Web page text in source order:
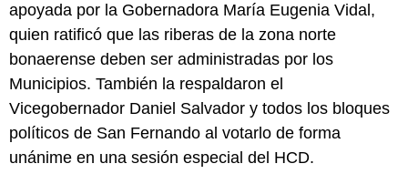
apoyada por la Gobernadora María Eugenia Vidal,
quien ratificó que las riberas de la zona norte
bonaerense deben ser administradas por los
Municipios. También la respaldaron el
Vicegobernador Daniel Salvador y todos los bloques
políticos de San Fernando al votarlo de forma
unánime en una sesión especial del HCD.